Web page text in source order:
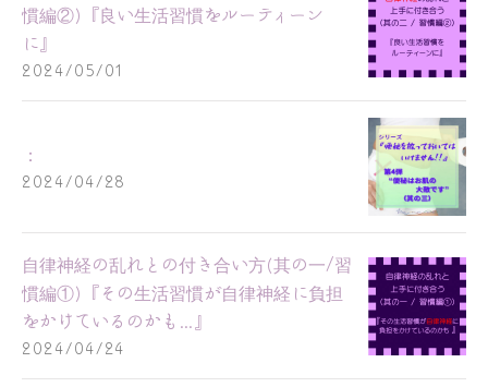
慣編②)『良い生活習慣をルーティーン
に』
2024/05/01
：
2024/04/28
自律神経の乱れとの付き合い方(其の一/習
慣編①)『その生活習慣が自律神経に負担
をかけているのかも…』
2024/04/24